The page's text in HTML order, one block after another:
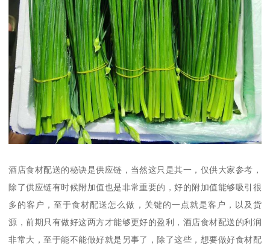
酒店食材配送的秘诀是供应链，当然这只是其一，仅供大家参考，
除了供应链有时候附加值也是非常重要的，好的附加值能够吸引很
多的客户，至于食材配送怎么做，关键的一点就是客户，以及货
源，前期只有做好这两方才能够更好的盈利，酒店食材配送的利润
非常大，至于能不能做好就是另事了，除了这些，想要做好食材配